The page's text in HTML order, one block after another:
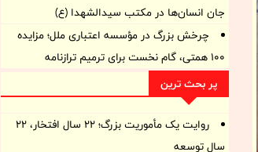
جان انسان‌ها در مکتب سیدالشهدا (ع)
چرخش بزرگ در مؤسسه اعتباری ملل؛ مزایده
۱۰۰ همتی، گام نخست برای ترمیم ترازنامه
پر بحث ترین
روایت یک مأموریت بزرگ؛ ۲۲ سال افتخار، ۲۲
سال توسعه